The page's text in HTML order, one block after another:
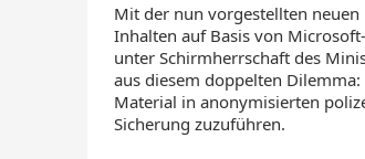
Mit der nun vorgestellten
Inhalten auf Basis von
unter Schirmherrschaft des
aus diesem doppelten
Material in anonymisierten
Sicherung zuzuführen.